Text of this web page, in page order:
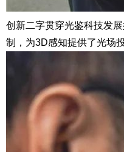
创新二字贯穿光鉴科技发
制，为3D感知提供了光场